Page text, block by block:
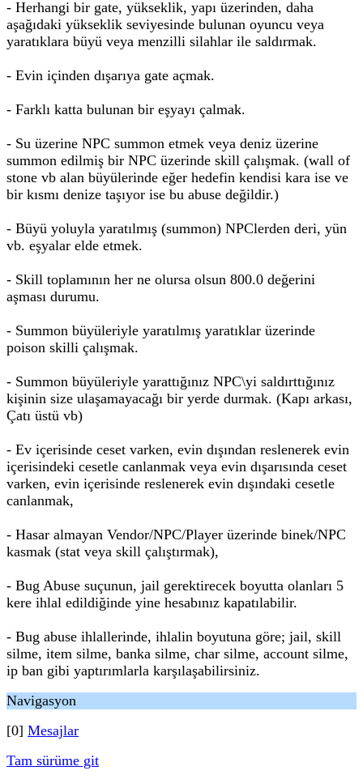
- Herhangi bir gate, yükseklik, yapı üzerinden, daha
aşağıdaki yükseklik seviyesinde bulunan oyuncu veya
yaratıklara büyü veya menzilli silahlar ile saldırmak.
- Evin içinden dışarıya gate açmak.
- Farklı katta bulunan bir eşyayı çalmak.
- Su üzerine NPC summon etmek veya deniz üzerine
summon edilmiş bir NPC üzerinde skill çalışmak. (wall of
stone vb alan büyülerinde eğer hedefin kendisi kara ise ve
bir kısmı denize taşıyor ise bu abuse değildir.)
- Büyü yoluyla yaratılmış (summon) NPClerden deri, yün
vb. eşyalar elde etmek.
- Skill toplamının her ne olursa olsun 800.0 değerini
aşması durumu.
- Summon büyüleriyle yaratılmış yaratıklar üzerinde
poison skilli çalışmak.
- Summon büyüleriyle yarattığınız NPC\yi saldırttığınız
kişinin size ulaşamayacağı bir yerde durmak. (Kapı arkası,
Çatı üstü vb)
- Ev içerisinde ceset varken, evin dışından reslenerek evin
içerisindeki cesetle canlanmak veya evin dışarısında ceset
varken, evin içerisinde reslenerek evin dışındaki cesetle
canlanmak,
- Hasar almayan Vendor/NPC/Player üzerinde binek/NPC
kasmak (stat veya skill çalıştırmak),
- Bug Abuse suçunun, jail gerektirecek boyutta olanları 5
kere ihlal edildiğinde yine hesabınız kapatılabilir.
- Bug abuse ihlallerinde, ihlalin boyutuna göre; jail, skill
silme, item silme, banka silme, char silme, account silme,
ip ban gibi yaptırımlarla karşılaşabilirsiniz.
Navigasyon
[0] Mesajlar
Tam sürüme git